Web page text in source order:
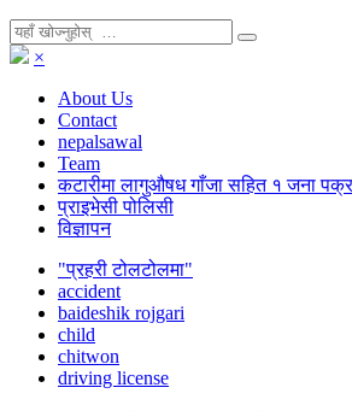
×
About Us
Contact
nepalsawal
Team
कटारीमा लागुऔषध गाँजा सहित १ जना
प्राइभेसी पोलिसी
विज्ञापन
"प्रहरी टोलटोलमा"
accident
baideshik rojgari
child
chitwon
driving license